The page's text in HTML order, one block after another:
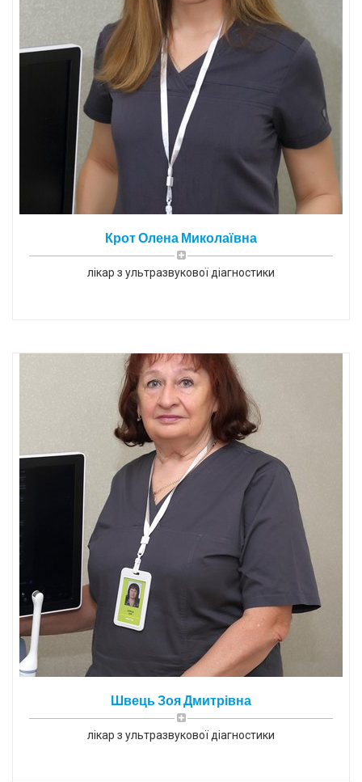
Крот Олена Миколаївна
лікар з ультразвукової діагностики
Швець Зоя Дмитрівна
лікар з ультразвукової діагностики